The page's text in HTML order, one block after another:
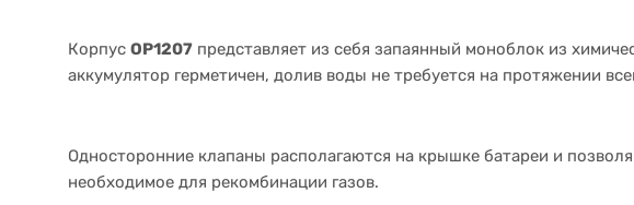
Корпус OP1207 представляет из себя запаянный моноблок из
аккумулятор герметичен, долив воды не требуется на протяжении
Односторонние клапаны располагаются на крышке батареи и
необходимое для рекомбинации газов.